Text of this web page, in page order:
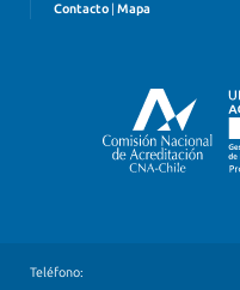
Contacto Mapa
Teléfono: